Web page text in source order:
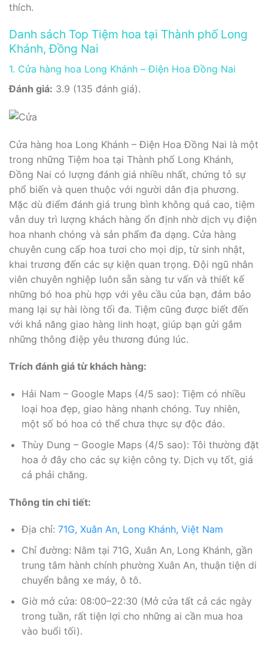
thích.
Danh sách Top Tiệm hoa tại Thành phố Long
Khánh, Đồng Nai
1. Cửa hàng hoa Long Khánh – Điện Hoa Đồng Nai
Đánh giá: 3.9 (135 đánh giá).
Cửa hàng hoa Long Khánh – Điện Hoa Đồng Nai là một
trong những Tiệm hoa tại Thành phố Long Khánh,
Đồng Nai có lượng đánh giá nhiều nhất, chứng tỏ sự
phổ biến và quen thuộc với người dân địa phương.
Mặc dù điểm đánh giá trung bình không quá cao, tiệm
vẫn duy trì lượng khách hàng ổn định nhờ dịch vụ điện
hoa nhanh chóng và sản phẩm đa dạng. Cửa hàng
chuyên cung cấp hoa tươi cho mọi dịp, từ sinh nhật,
khai trương đến các sự kiện quan trọng. Đội ngũ nhân
viên chuyên nghiệp luôn sẵn sàng tư vấn và thiết kế
những bó hoa phù hợp với yêu cầu của bạn, đảm bảo
mang lại sự hài lòng tối đa. Tiệm cũng được biết đến
với khả năng giao hàng linh hoạt, giúp bạn gửi gắm
những thông điệp yêu thương đúng lúc.
Trích đánh giá từ khách hàng:
Hải Nam – Google Maps (4/5 sao): Tiệm có nhiều
loại hoa đẹp, giao hàng nhanh chóng. Tuy nhiên,
một số bó hoa có thể chưa thực sự độc đáo.
Thùy Dung – Google Maps (4/5 sao): Tôi thường đặt
hoa ở đây cho các sự kiện công ty. Dịch vụ tốt, giá
cả phải chăng.
Thông tin chi tiết:
Địa chỉ: 71G, Xuân An, Long Khánh, Việt Nam
Chỉ đường: Nằm tại 71G, Xuân An, Long Khánh, gần
trung tâm hành chính phường Xuân An, thuận tiện di
chuyển bằng xe máy, ô tô.
Giờ mở cửa: 08:00–22:30 (Mở cửa tất cả các ngày
trong tuần, rất tiện lợi cho những ai cần mua hoa
vào buổi tối).